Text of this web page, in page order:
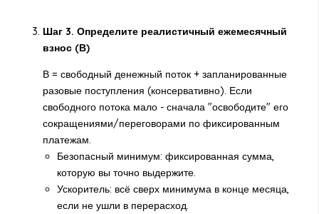
Шаг 3. Определите реалистичный ежемесячный
взнос (В)
В = свободный денежный поток + запланированные
разовые поступления (консервативно). Если
свободного потока мало - сначала "освободите" его
сокращениями/переговорами по фиксированным
платежам.
Безопасный минимум: фиксированная сумма,
которую вы точно выдержите.
Ускоритель: всё сверх минимума в конце месяца,
если не ушли в перерасход.